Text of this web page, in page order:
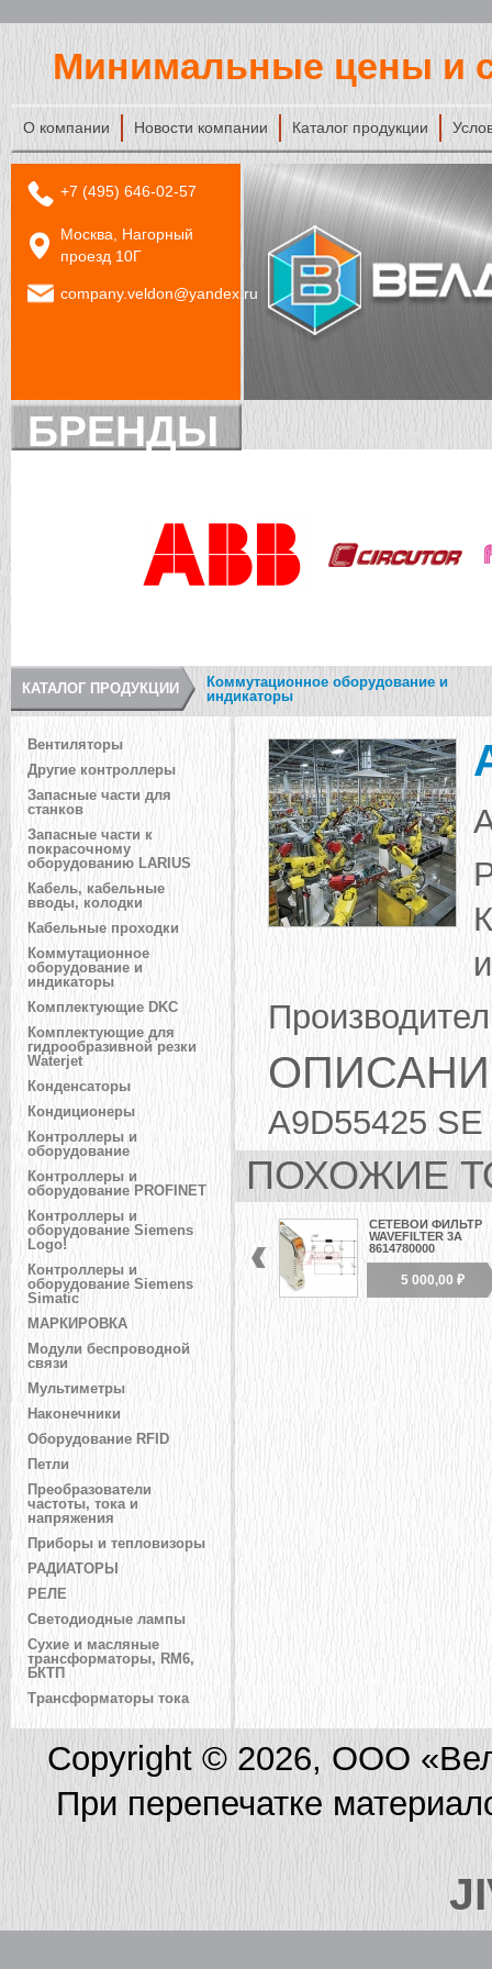
Минимальные цены и
О компании Новости компании Каталог продукции
+7 (495) 646-02-57
Москва, Нагорный
проезд 10Г
company.veldon@yandex.ru
БРЕНДЫ
КАТАЛОГ ПРОДУКЦИИ
Коммутационное оборудование и
индикаторы
Вентиляторы
Другие контроллеры
Запасные части для
станков
Запасные части к
покрасочному
оборудованию LARIUS
Кабель, кабельные
вводы, колодки
Кабельные проходки
Коммутационное
оборудование и
индикаторы
Комплектующие DKC
Комплектующие для
гидрообразивной резки
Waterjet
Конденсаторы
Кондиционеры
Контроллеры и
оборудование
Контроллеры и
оборудование PROFINET
Контроллеры и
оборудование Siemens
Logo!
Контроллеры и
оборудование Siemens
Simatic
МАРКИРОВКА
Модули беспроводной
связи
Мультиметры
Наконечники
Оборудование RFID
Петли
Преобразователи
частоты, тока и
напряжения
Приборы и тепловизоры
РАДИАТОРЫ
РЕЛЕ
Светодиодные лампы
Сухие и масляные
трансформаторы, RM6,
БКТП
Трансформаторы тока
A9D55425 SE
ПОХОЖИЕ
СЕТЕВОЙ ФИЛЬТР
WAVEFILTER 3А
8614780000
5 000,00 ₽
Copyright © 2026, ООО
При перепечатке